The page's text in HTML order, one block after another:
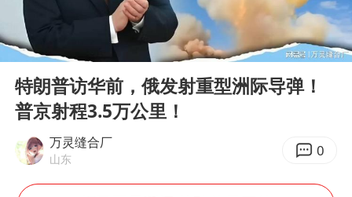
女子开一天一夜空调后二氧化碳中毒
97岁英国奶奶飞上天再破吉尼斯纪录
“空调24小时开着更省电”不实
Play
07:17
特朗普访华前，俄发射重型洲际导弹！
普京射程3.5万公里！
万灵缝合厂
山东 0